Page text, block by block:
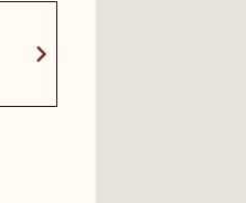
chevron_right